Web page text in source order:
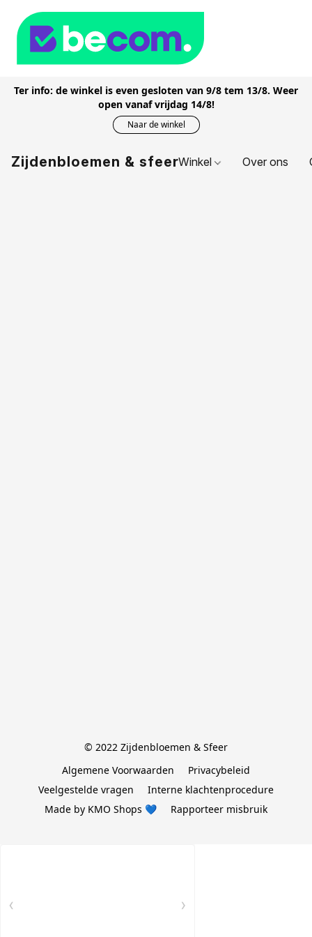
Ter info: de winkel is even gesloten van 9/8 tem 13/8. Weer
open vanaf vrijdag 14/8!
Naar de winkel
Zijdenbloemen & sfeerWinkel Over ons
© 2022 Zijdenbloemen & Sfeer
Algemene Voorwaarden
Privacybeleid
Veelgestelde vragen
Interne klachtenprocedure
Made by KMO Shops 💙
Rapporteer misbruik